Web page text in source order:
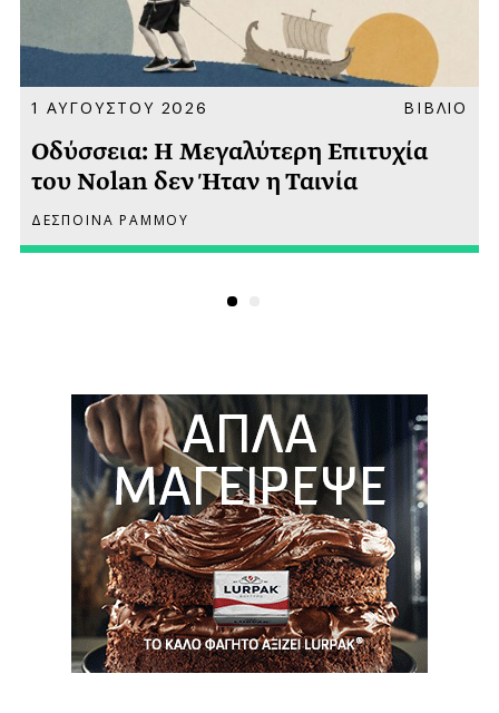
1 ΑΥΓΟΥΣΤΟΥ 2026 ΒΙΒΛΙΟ
Οδύσσεια: Η Μεγαλύτερη Επιτυχία
του Nolan δεν Ήταν η Ταινία
ΔΕΣΠΟΙΝΑ ΡΑΜΜΟΥ